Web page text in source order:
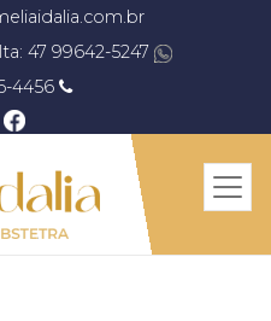
47 99642-5247
4456